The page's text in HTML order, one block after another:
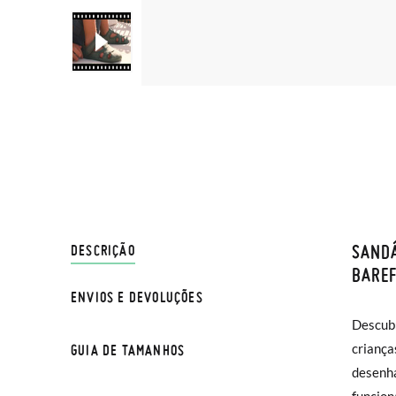
DESCRIÇÃO
lavar
água
ENVIOS E DEVOLUÇÕES
normal
sua
Se
GUIA DE TAMANHOS